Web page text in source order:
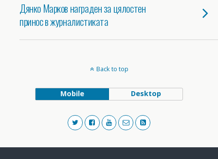
Дянко Марков награден за цялостен
принос в журналистиката
Back to top
Mobile Desktop